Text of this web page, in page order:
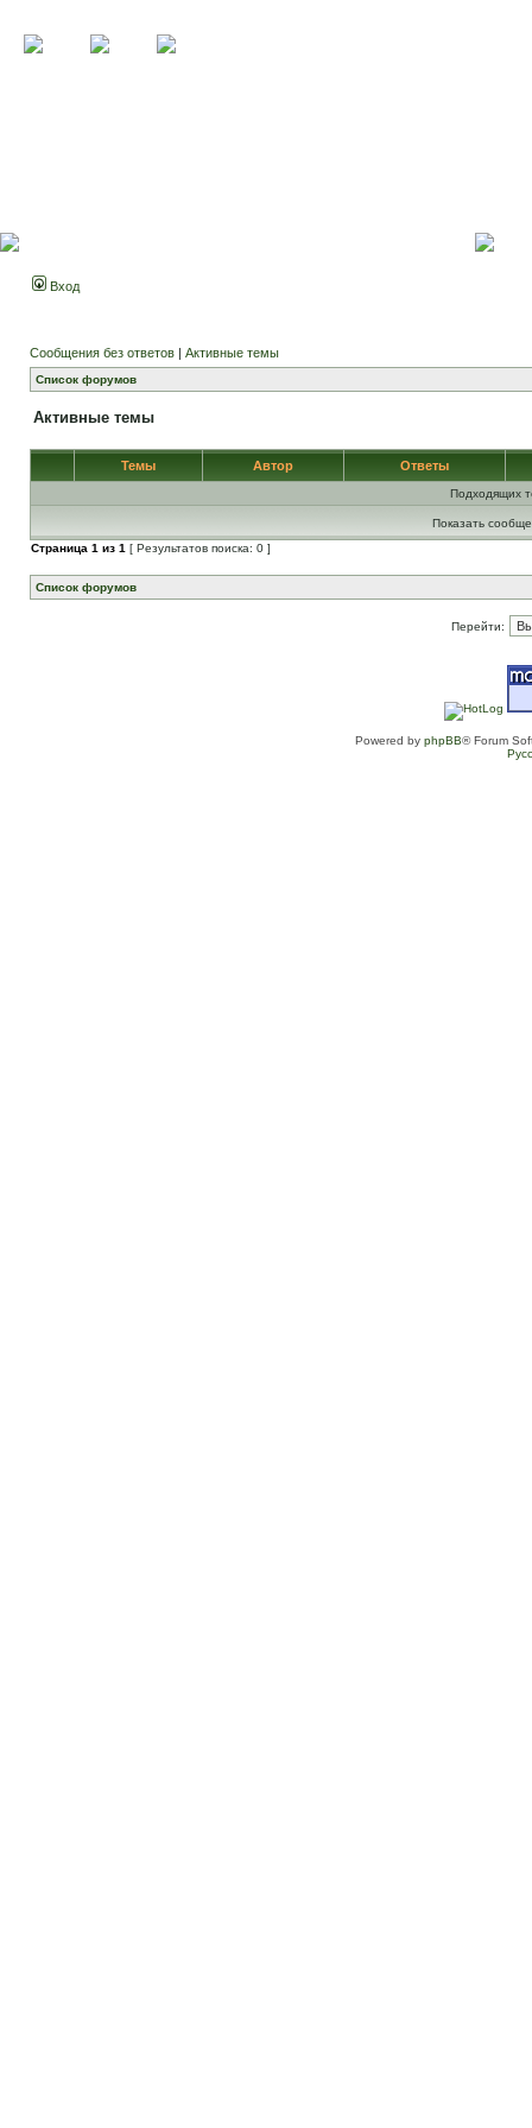
Вход
Сообщения без ответов | Активные темы
Список форумов
Активные темы
Темы Автор Ответы
Подходящих
Показать
Страница 1 из 1 [ Результатов поиска: 0 ]
Список форумов
Перейти:
Powered by phpBB® Forum